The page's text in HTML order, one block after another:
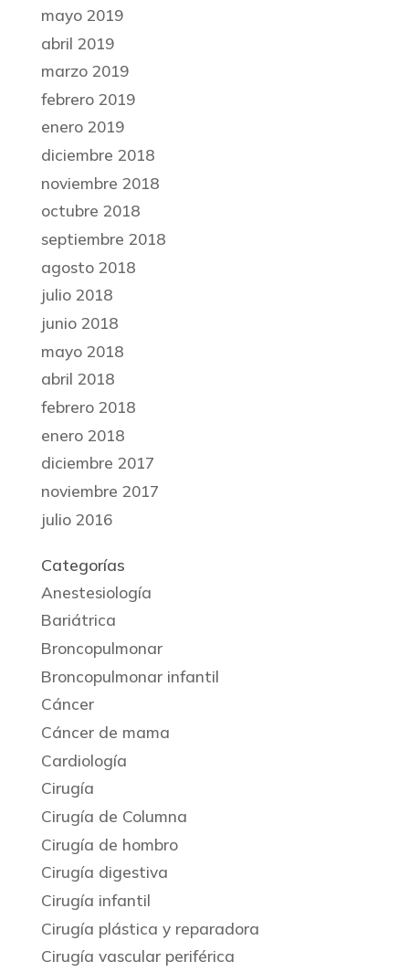
mayo 2019
abril 2019
marzo 2019
febrero 2019
enero 2019
diciembre 2018
noviembre 2018
octubre 2018
septiembre 2018
agosto 2018
julio 2018
junio 2018
mayo 2018
abril 2018
febrero 2018
enero 2018
diciembre 2017
noviembre 2017
julio 2016
Categorías
Anestesiología
Bariátrica
Broncopulmonar
Broncopulmonar infantil
Cáncer
Cáncer de mama
Cardiología
Cirugía
Cirugía de Columna
Cirugía de hombro
Cirugía digestiva
Cirugía infantil
Cirugía plástica y reparadora
Cirugía vascular periférica